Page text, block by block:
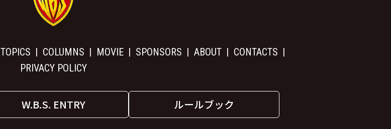
TOPICS COLUMNS MOVIE SPONSORS ABOUT
CONTACTS
PRIVACY POLICY
W.B.S. ENTRY ルールブック